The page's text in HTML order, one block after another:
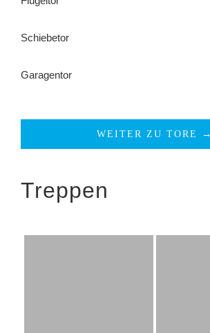
Schiebetor
Garagentor
WEITER ZU TORE →
Treppen